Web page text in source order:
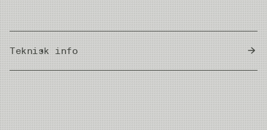
Teknisk info
Country of Origin Japan